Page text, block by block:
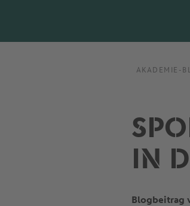
AKADEMIE-
IN
Blogbeitrag